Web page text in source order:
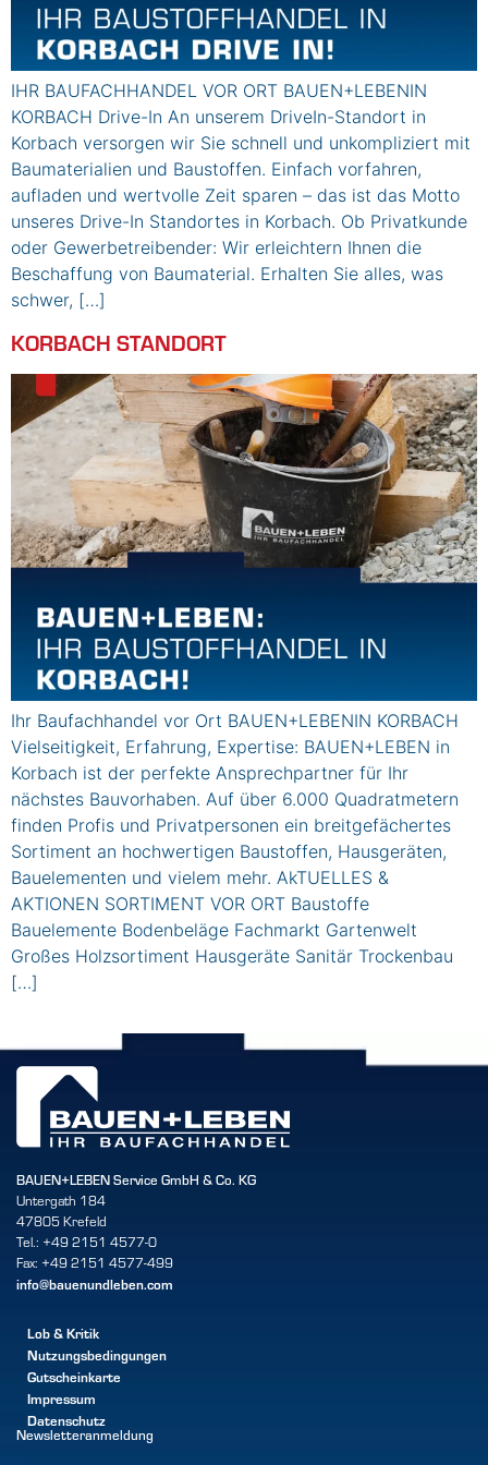
IHR BAUFACHHANDEL VOR ORT BAUEN+LEBENIN
KORBACH Drive-In An unserem DriveIn-Standort in
Korbach versorgen wir Sie schnell und unkompliziert mit
Baumaterialien und Baustoffen. Einfach vorfahren,
aufladen und wertvolle Zeit sparen – das ist das Motto
unseres Drive-In Standortes in Korbach. Ob Privatkunde
oder Gewerbetreibender: Wir erleichtern Ihnen die
Beschaffung von Baumaterial. Erhalten Sie alles, was
schwer, […]
KORBACH STANDORT
Ihr Baufachhandel vor Ort BAUEN+LEBENIN KORBACH
Vielseitigkeit, Erfahrung, Expertise: BAUEN+LEBEN in
Korbach ist der perfekte Ansprechpartner für Ihr
nächstes Bauvorhaben. Auf über 6.000 Quadratmetern
finden Profis und Privatpersonen ein breitgefächertes
Sortiment an hochwertigen Baustoffen, Hausgeräten,
Bauelementen und vielem mehr. AkTUELLES &
AKTIONEN SORTIMENT VOR ORT Baustoffe
Bauelemente Bodenbeläge Fachmarkt Gartenwelt
Großes Holzsortiment Hausgeräte Sanitär Trockenbau
[…]
BAUEN+LEBEN Service GmbH & Co. KG
Untergath 184
47805 Krefeld
Tel.: +49 2151 4577-0
Fax: +49 2151 4577-499
info@bauenundleben.com
Lob & Kritik
Nutzungsbedingungen
Gutscheinkarte
Impressum
Datenschutz
Newsletteranmeldung